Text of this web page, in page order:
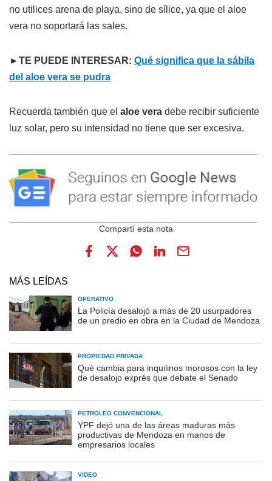
no utilices arena de playa, sino de sílice, ya que el aloe
vera no soportará las sales.
►TE PUEDE INTERESAR: Qué significa que la sábila
del aloe vera se pudra
Recuerda también que el aloe vera debe recibir suficiente
luz solar, pero su intensidad no tiene que ser excesiva.
MÁS LEÍDAS
OPERATIVO
La Policía desalojó a más de 20 usurpadores
de un predio en obra en la Ciudad de Mendoza
PROPIEDAD PRIVADA
Qué cambia para inquilinos morosos con la ley
de desalojo exprés que debate el Senado
PETRÓLEO CONVENCIONAL
YPF dejó una de las áreas maduras más
productivas de Mendoza en manos de
empresarios locales
VIDEO